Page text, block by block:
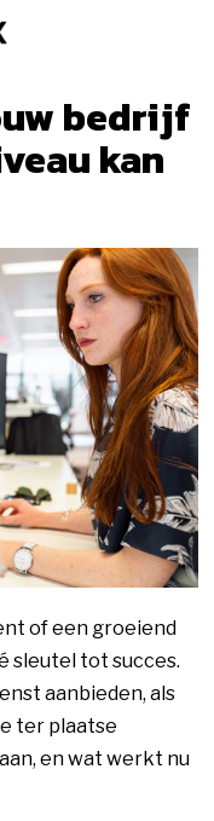
bedrijf
kan
of een groeiend
sleutel tot succes.
aanbieden, als
ter plaatse
en wat werkt nu